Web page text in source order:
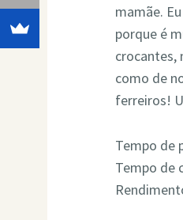
mamãe.
porque é
crocantes,
como de
ferreiros!
Tempo de
Tempo de